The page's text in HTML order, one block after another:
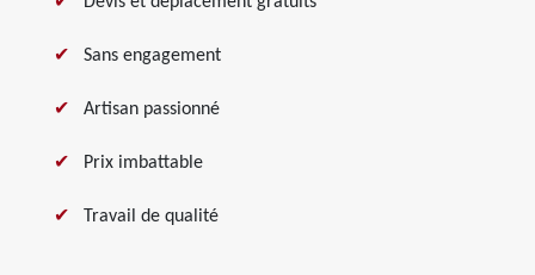
Sans engagement
Artisan passionné
Prix imbattable
Travail de qualité